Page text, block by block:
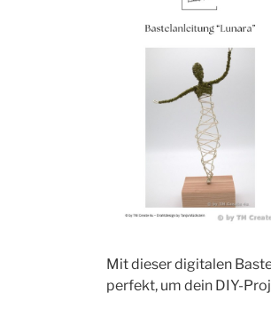
Mit dieser digitalen
perfekt, um dein DIY-